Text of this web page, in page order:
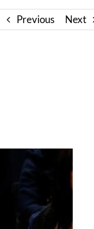
Previous Next